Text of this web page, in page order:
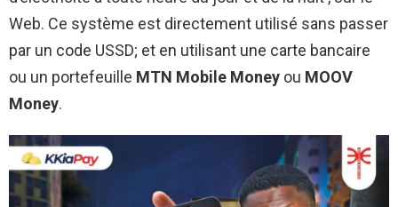
Web. Ce système est directement utilisé sans passer
par un code USSD; et en utilisant une carte bancaire
ou un portefeuille MTN Mobile Money ou MOOV
Money.